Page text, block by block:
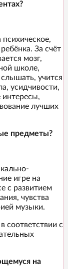
За счёт
мозг,
школе,
учится
усидчивости,
интересы,
лучших
предметы?
игре на
с развитием
чувства
музыки.
соответствии с
на